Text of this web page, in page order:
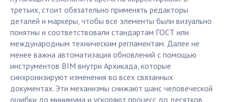
третьих, стоит обязательно применять редакторы
деталей и маркеры, чтобы все элементы были визуально
понятны и соответствовали стандартам ГОСТ или
международным техническим регламентам. Далее не
менее важна автоматизация обновлений с помощью
инструментов BIM внутри Архикада, которые
синхронизируют изменения во всех связанных
документах. Эти механизмы снижают шанс человеческой
ошибки до минимума и ускоряют процесс до десятков